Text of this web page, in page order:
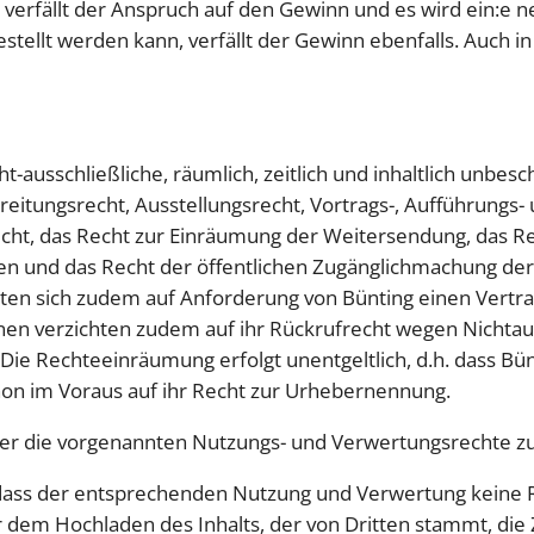
der Anspruch auf den Gewinn und es wird ein:e
werden kann, verfällt der Gewinn ebenfalls. Auch
ausschließliche, räumlich, zeitlich und inhaltlich
Ausstellungsrecht, Vortrags-,
das Recht zur Einräumung der Weitersendung, das
und das Recht der öffentlichen Zugänglichmachung
sich zudem auf Anforderung von Bünting einen
verzichten zudem auf ihr Rückrufrecht wegen
Rechteeinräumung erfolgt unentgeltlich, d.h. dass
im Voraus auf ihr Recht zur Urhebernennung.
die vorgenannten Nutzungs- und Verwertungsrechte
der entsprechenden Nutzung und Verwertung
Hochladen des Inhalts, der von Dritten stammt,